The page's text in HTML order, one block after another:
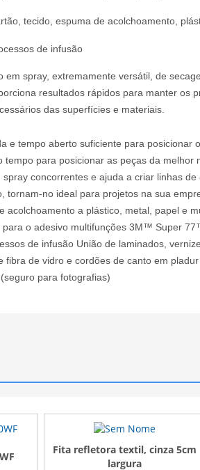
tecido, espuma de acolchoamento,
de infusão
spray, extremamente versátil, de
resultados rápidos para manter os
das superfícies e materiais.
e tempo aberto suficiente para posicionar
para posicionar as peças da melhor
concorrentes e ajuda a criar linhas de
no ideal para projetos na sua
a plástico, metal, papel e
o adesivo multifunções 3M™ Super
de infusão União de laminados,
de vidro e cordões de canto em
para fotografias)
cinza 5cm
Adesivo Epóxi